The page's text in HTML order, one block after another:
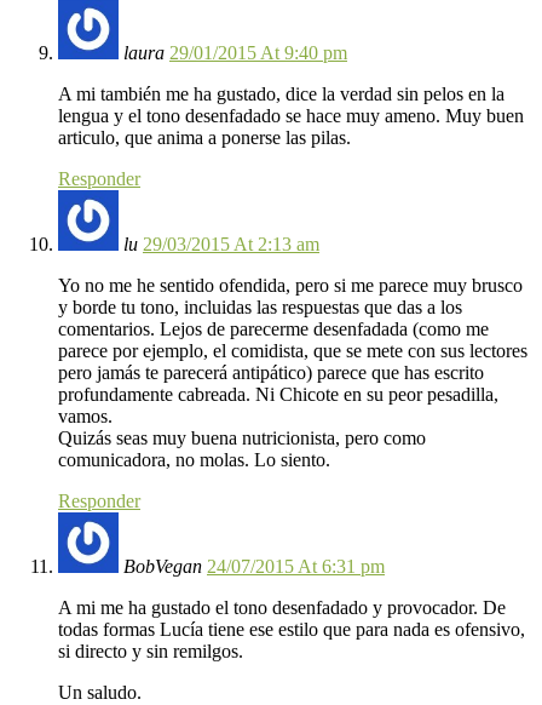
laura 29/01/2015 At 9:40 pm
A mi también me ha gustado, dice la verdad sin pelos en la
lengua y el tono desenfadado se hace muy ameno. Muy buen
articulo, que anima a ponerse las pilas.
Responder
lu 29/03/2015 At 2:13 am
Yo no me he sentido ofendida, pero si me parece muy brusco
y borde tu tono, incluidas las respuestas que das a los
comentarios. Lejos de parecerme desenfadada (como me
parece por ejemplo, el comidista, que se mete con sus lectores
pero jamás te parecerá antipático) parece que has escrito
profundamente cabreada. Ni Chicote en su peor pesadilla,
vamos.
Quizás seas muy buena nutricionista, pero como
comunicadora, no molas. Lo siento.
Responder
BobVegan 24/07/2015 At 6:31 pm
A mi me ha gustado el tono desenfadado y provocador. De
todas formas Lucía tiene ese estilo que para nada es ofensivo,
si directo y sin remilgos.
Un saludo.